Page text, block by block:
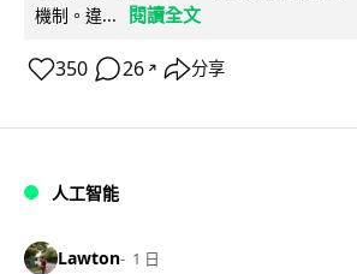
機制。違...
閱讀全文
350 26 ↗ 分享
人工智能
Lawton 1 日